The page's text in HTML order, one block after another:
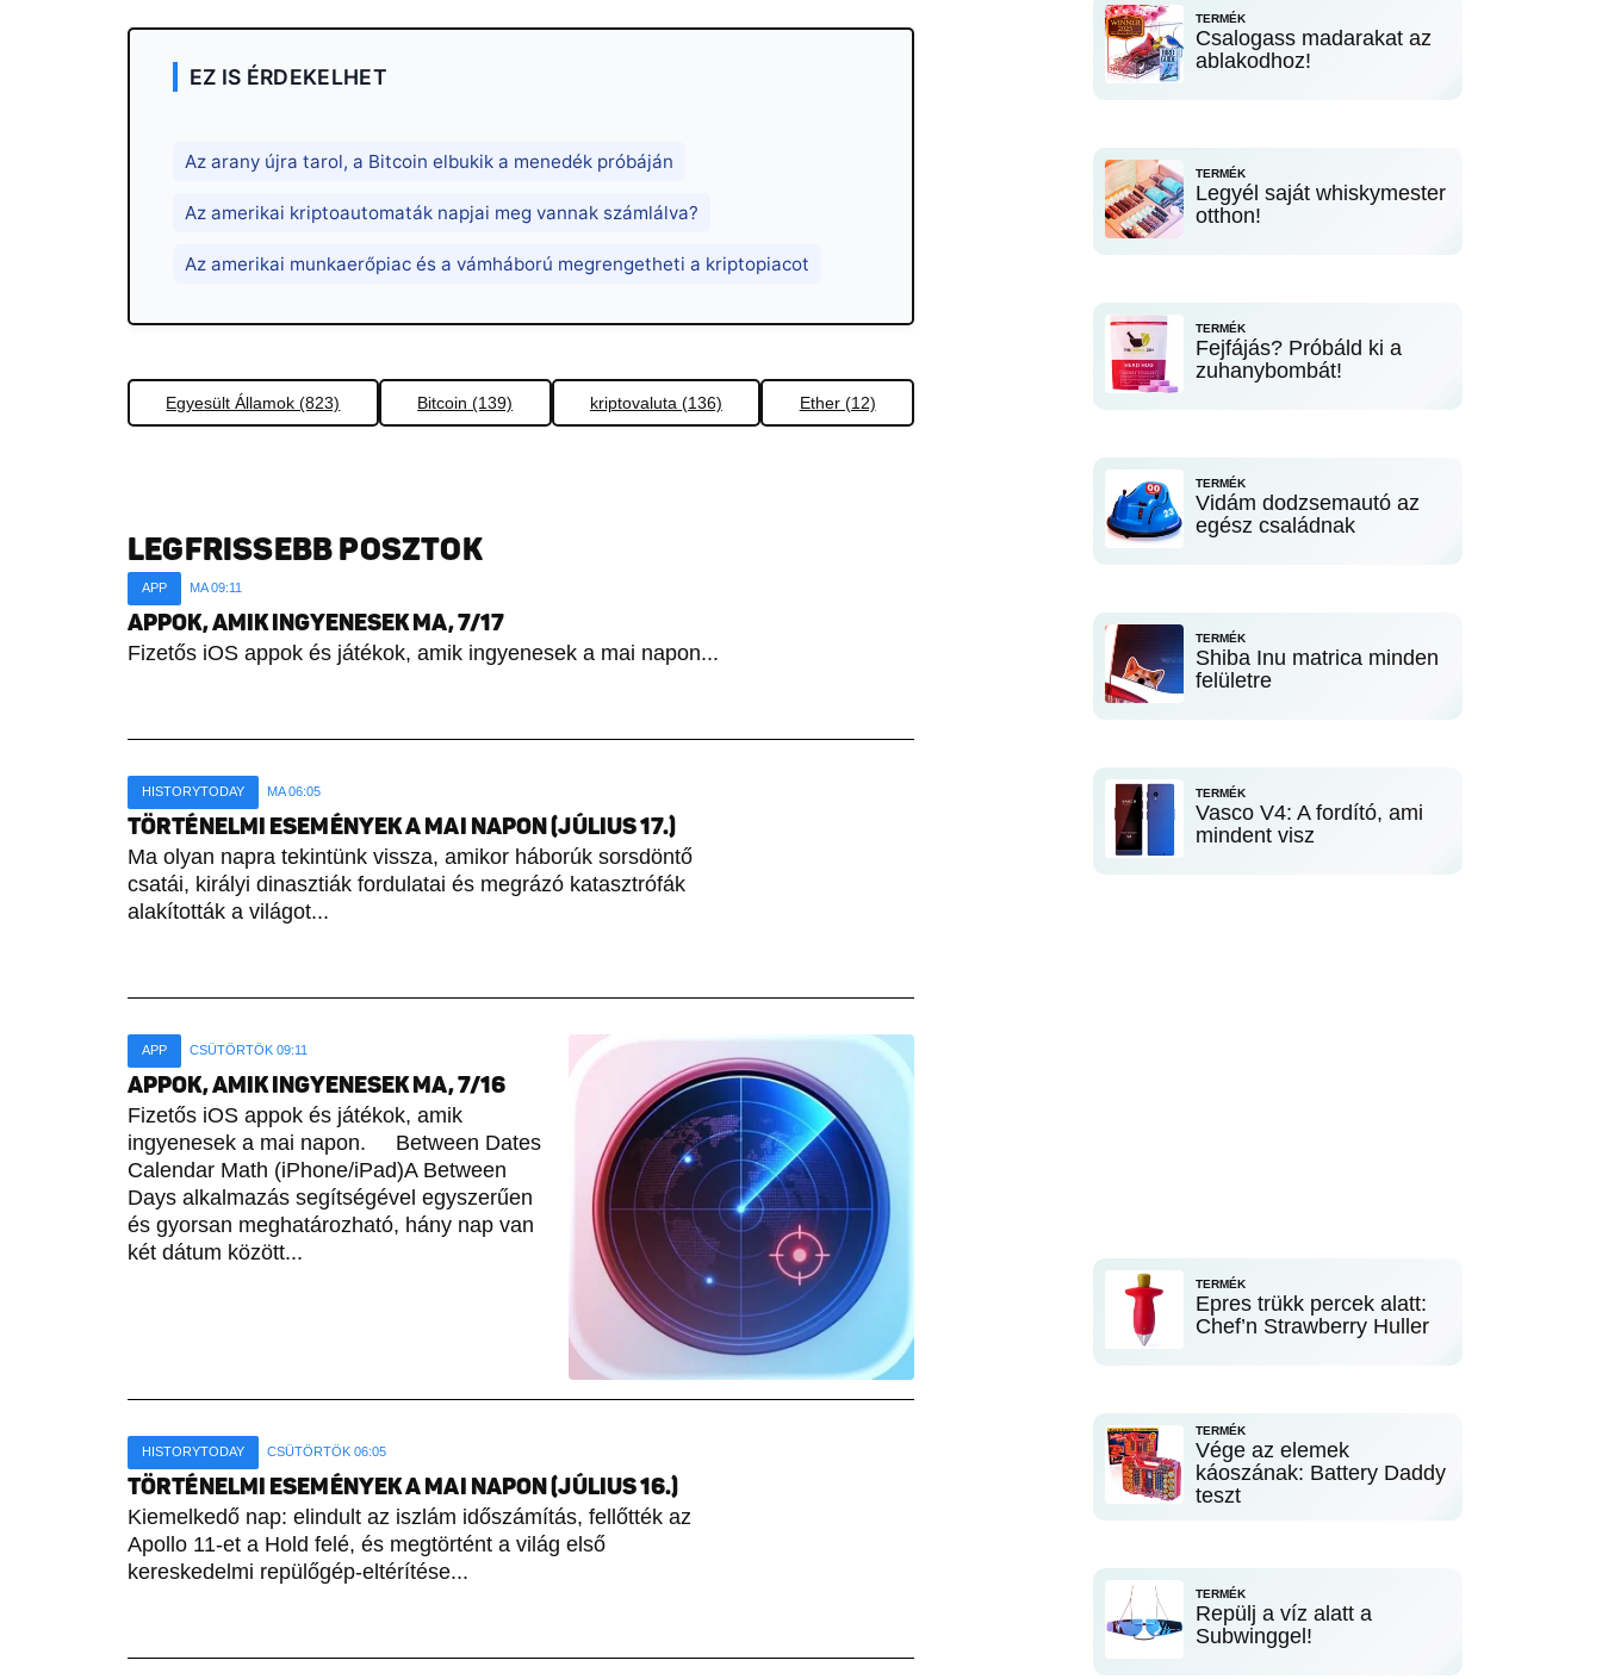
EZ IS ÉRDEKELHET
Az arany újra tarol, a Bitcoin elbukik a menedék próbáján
Az amerikai kriptoautomaták napjai meg vannak számlálva?
Az amerikai munkaerőpiac és a vámháború megrengetheti a kriptopiacot
Egyesült Államok (823) Bitcoin (139) kriptovaluta (136) Ether (12)
LEGFRISSEBB POSZTOK
APP MA 09:11
APPOK, AMIK INGYENESEK MA, 7/17
Fizetős iOS appok és játékok, amik ingyenesek a mai napon...
HISTORYTODAY MA 06:05
TÖRTÉNELMI ESEMÉNYEK A MAI NAPON (JÚLIUS 17.)
Ma olyan napra tekintünk vissza, amikor háborúk sorsdöntő
csatái, királyi dinasztiák fordulatai és megrázó katasztrófák
alakították a világot...
APP CSÜTÖRTÖK 09:11
APPOK, AMIK INGYENESEK MA, 7/16
Fizetős iOS appok és játékok, amik
ingyenesek a mai napon. Between Dates
Calendar Math (iPhone/iPad)A Between
Days alkalmazás segítségével egyszerűen
és gyorsan meghatározható, hány nap van
két dátum között...
HISTORYTODAY CSÜTÖRTÖK 06:05
TÖRTÉNELMI ESEMÉNYEK A MAI NAPON (JÚLIUS 16.)
Kiemelkedő nap: elindult az iszlám időszámítás, fellőtték az
Apollo 11-et a Hold felé, és megtörtént a világ első
kereskedelmi repülőgép-eltérítése...
TERMÉK
Csalogass madarakat az
ablakodhoz!
TERMÉK
Legyél saját whiskymester
otthon!
TERMÉK
Fejfájás? Próbáld ki a
zuhanybombát!
TERMÉK
Vidám dodzsemautó az
egész családnak
TERMÉK
Shiba Inu matrica minden
felületre
TERMÉK
Vasco V4: A fordító, ami
mindent visz
TERMÉK
Epres trükk percek alatt:
Chef’n Strawberry Huller
TERMÉK
Vége az elemek
káoszának: Battery Daddy
teszt
TERMÉK
Repülj a víz alatt a
Subwinggel!